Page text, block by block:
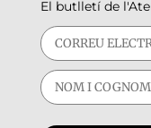
El butlletí de